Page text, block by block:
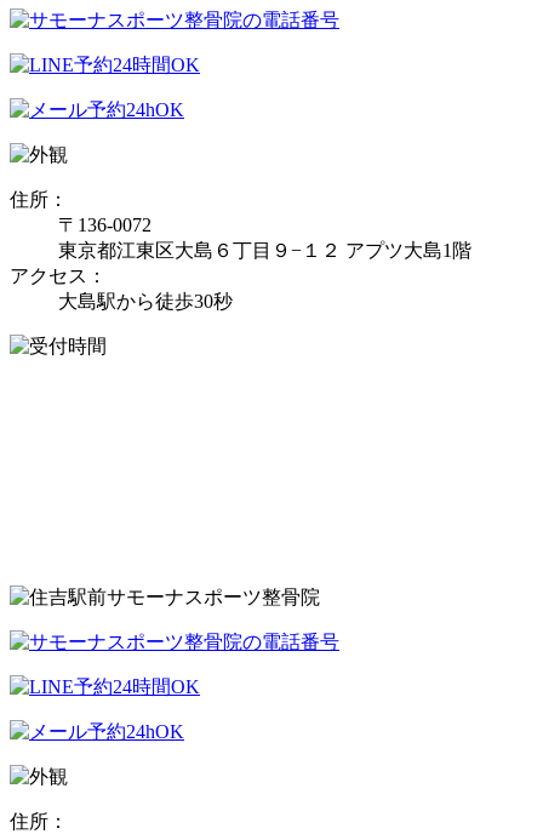
住所：
〒136-0072
東京都江東区大島６丁目９−１２ アプツ大島1階
アクセス：
大島駅から徒歩30秒
住所：